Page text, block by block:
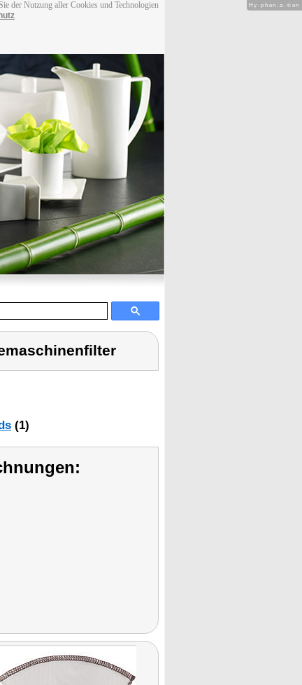
der Nutzung aller Cookies und Technologien
(1)
Hy-phen-a-tion